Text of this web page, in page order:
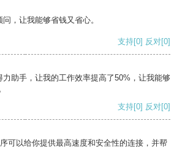
，让我能够省钱又省心。
支持[0] 反对[0]
助手，让我的工作效率提高了50%，让我能够
支持[0] 反对[0]
可以给你提供最高速度和安全性的连接，并帮